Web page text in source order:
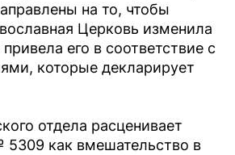
на то, чтобы
Церковь изменила
его в соответствие с
которые декларирует
отдела расценивает
5309 как вмешательство в